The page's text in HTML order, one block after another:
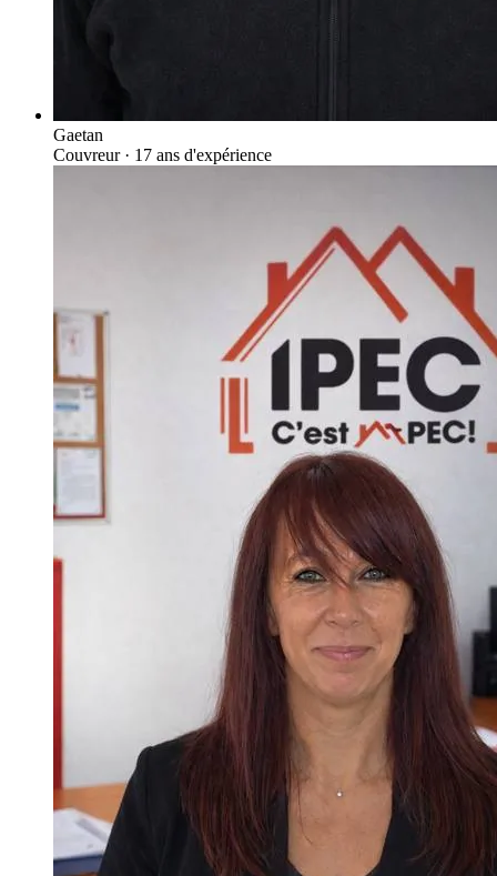
Gaetan
Couvreur · 17 ans d'expérience